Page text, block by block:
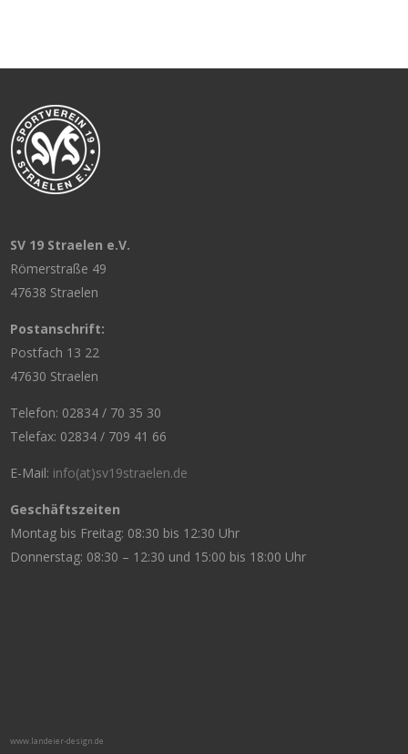
SV 19 Straelen e.V.
Römerstraße 49
47638 Straelen
Postanschrift:
Postfach 13 22
47630 Straelen
Telefon: 02834 / 70 35 30
Telefax: 02834 / 709 41 66
E-Mail: info(at)sv19straelen.de
Geschäftszeiten
Montag bis Freitag: 08:30 bis 12:30 Uhr
Donnerstag: 08:30 – 12:30 und 15:00 bis 18:00 Uhr
www.landeier-design.de